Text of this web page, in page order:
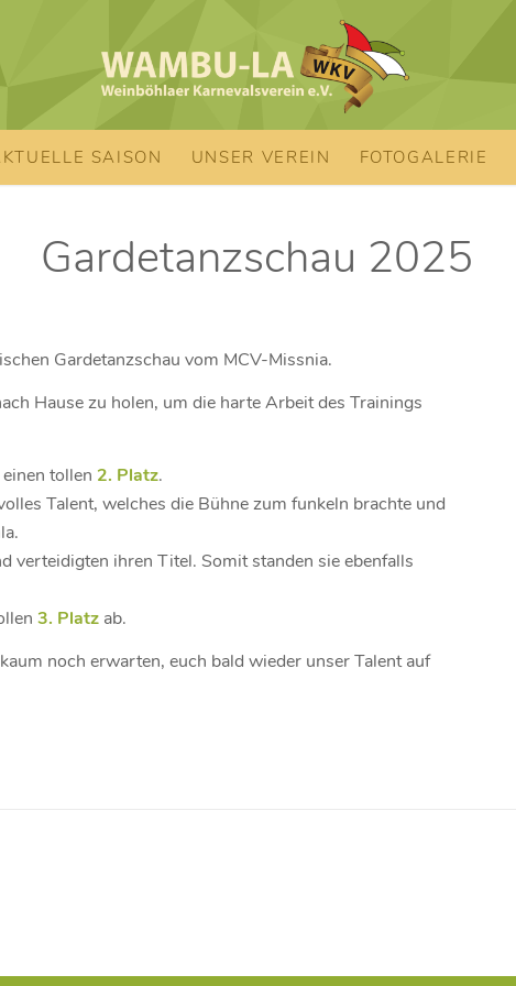
SAISON UNSER VEREIN FOTOGALERIE
Gardetanzschau 2025
Gardetanzschau vom MCV-Missnia.
Hause zu holen, um die harte Arbeit des Trainings
tollen 2. Platz.
Talent, welches die Bühne zum funkeln brachte und
verteidigten ihren Titel. Somit standen sie ebenfalls
3. Platz ab.
noch erwarten, euch bald wieder unser Talent auf